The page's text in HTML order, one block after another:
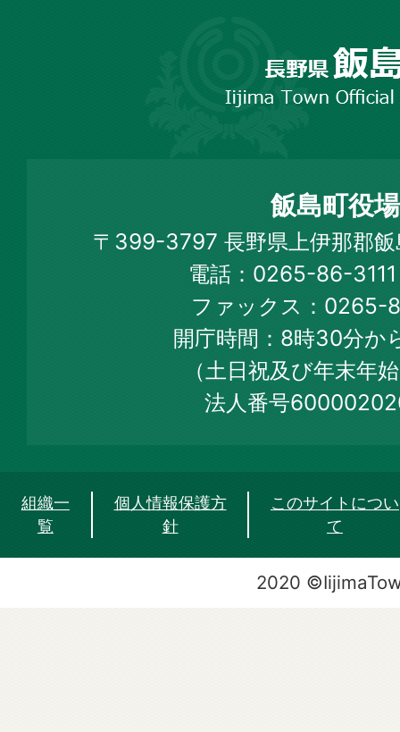
Town
Official
Web
Site
飯島町役場
〒399-3797 長野県上伊那郡
電話：0265-86-
ファックス：0265-
開庁時間：8時30分か
（土日祝及び年末年
法人番号
組織一
覧
個人情報保護方
針
このサイトについ
て
2020